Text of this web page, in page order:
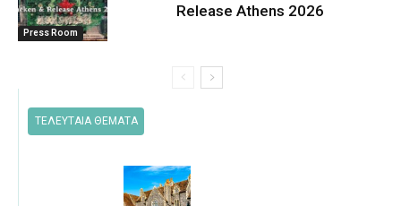
Press Room
Release Athens 2026
ΤΕΛΕΥΤΑΙΑ ΘΕΜΑΤΑ